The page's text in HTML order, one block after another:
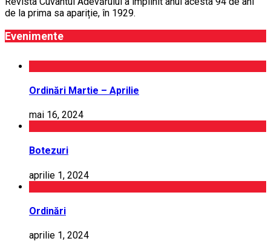
de la prima sa apariție, în 1929.
Evenimente
Ordinări Martie – Aprilie
mai 16, 2024
Botezuri
aprilie 1, 2024
Ordinări
aprilie 1, 2024